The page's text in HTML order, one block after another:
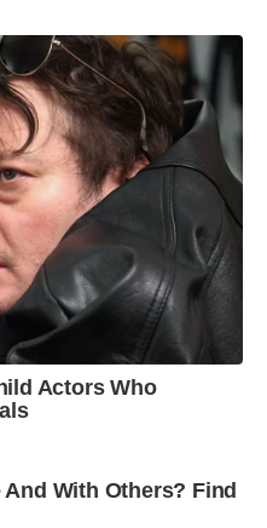
Actors Who
With Others? Find